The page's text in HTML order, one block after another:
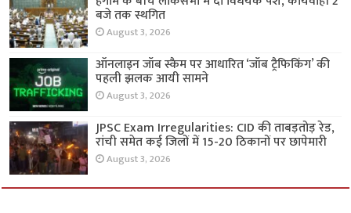
बजे तक स्थगित
August 3, 2026
ऑनलाइन जॉब स्कैम पर आधारित ‘जॉब ट्रैफिकिंग’ की
पहली झलक आयी सामने
August 3, 2026
JPSC Exam Irregularities: CID की ताबड़तोड़ रेड,
रांची समेत कई जिलों में 15-20 ठिकानों पर छापेमारी
August 3, 2026